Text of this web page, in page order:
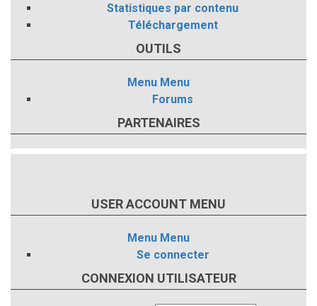
Statistiques par contenu
Téléchargement
OUTILS
Menu Menu
Forums
PARTENAIRES
USER ACCOUNT MENU
Menu Menu
Se connecter
CONNEXION UTILISATEUR